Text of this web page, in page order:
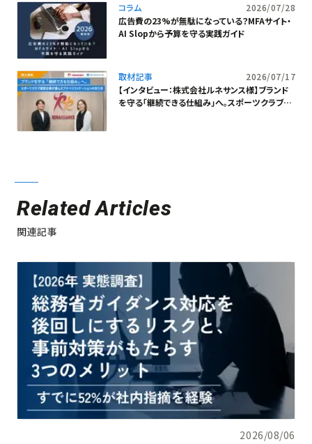
コラム
2026/07/28
広告費の23%が無駄になっている？MFAサイト・
AI Slopから予算を守る実践ガイド
取材記事
2026/07/17
【インタビュー：株式会社ルネサンス様】ブランド
を守る「継続できる仕組み」へ。スポーツクラブ運
Related Articles
関連記事
2026/08/06